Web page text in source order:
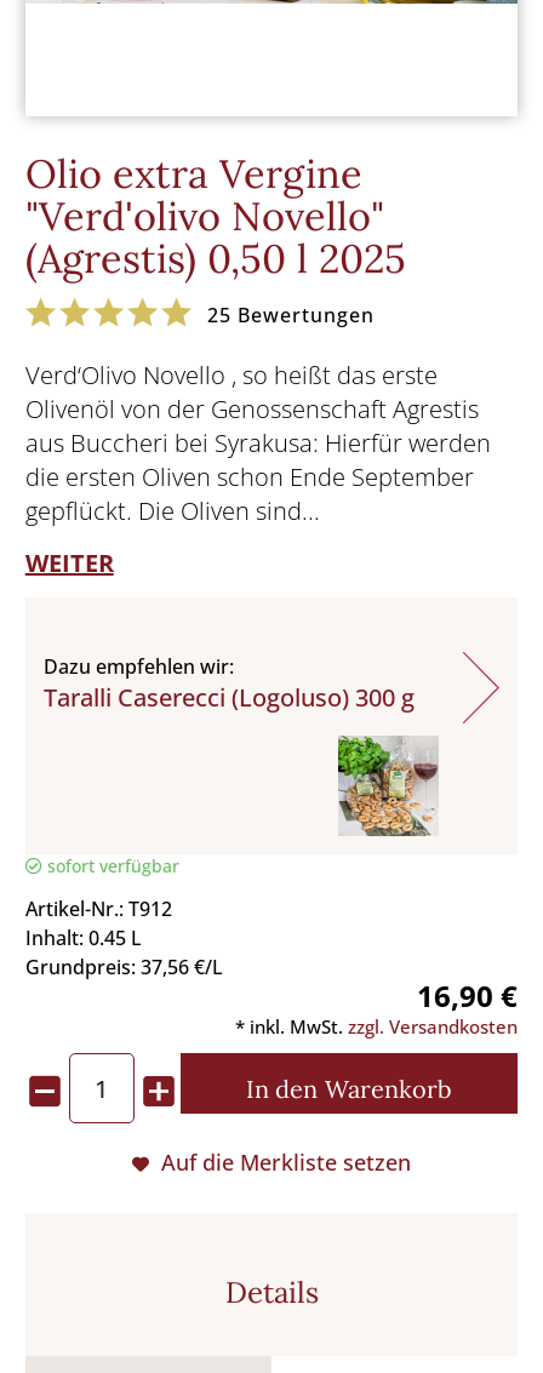
Olio extra Vergine
"Verd'olivo Novello"
(Agrestis) 0,50 l 2025
25 Bewertungen
Verd‘Olivo Novello , so heißt das erste
Olivenöl von der Genossenschaft Agrestis
aus Buccheri bei Syrakusa: Hierfür werden
die ersten Oliven schon Ende September
gepflückt. Die Oliven sind...
WEITER
Dazu empfehlen wir:
Taralli Caserecci (Logoluso) 300 g
sofort verfügbar
Artikel-Nr.: T912
Inhalt: 0.45 L
Grundpreis: 37,56 €/L
16,90 €
* inkl. MwSt.zzgl. Versandkosten
In den Warenkorb
Auf die Merkliste setzen
Details